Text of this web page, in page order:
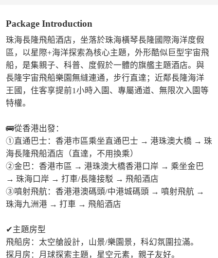
Package Introduction
珠海長隆飛船酒店，坐落於珠海橫琴長隆國際海洋度假
區，以星際+海洋探索為核心主題，外形酷似巨型宇宙飛
船，是集親子、科普、度假於一體的旗艦主題酒店。與
長隆宇宙飛船樂園無縫連通，步行直達；近鄰長隆海洋
王國，住客享提前1小時入園、專屬通道、無限次入園等
特權。
🚌從香港出發：
①直通巴士：香港市區乘坐直通巴士 → 港珠澳大橋 → 珠
海長隆飛船酒店（直達，不用換乘）
②金巴：香港市區 → 港珠澳大橋香港口岸 → 乘坐金巴
→ 珠海口岸 → 打車/長隆接駁 → 飛船酒店
③噴射飛航：香港港澳碼頭/中港城碼頭 → 噴射飛航 →
珠海九洲港 → 打車 → 飛船酒店
✔主題房型
飛船房：太空艙設計，山景/樂園景，科幻氛圍拉滿。
探月房：月球探索主題，星空元素，親子友好。